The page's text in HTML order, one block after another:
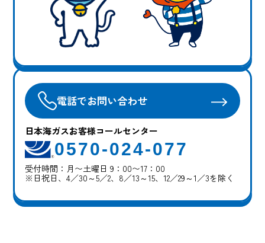
電話でお問い合わせ
日本海ガスお客様コールセンター
0570-024-077
受付時間：月〜土曜日 9：00〜17：00
※日祝日、4／30～5／2、8／13～15、12／29～1／3を除く